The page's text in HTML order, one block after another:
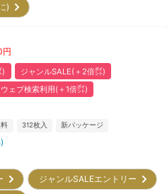
に)
円
)
ジャンルSALE(＋2倍㌽)
ウェブ検索利用(＋1倍㌽)
312枚入 新パッケージ
ジャンルSALEエントリー